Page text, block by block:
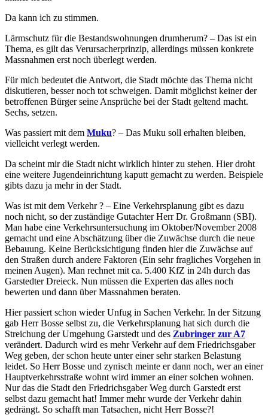
Da kann ich zu stimmen.
Lärmschutz für die Bestandswohnungen drumherum? – Das ist ein
Thema, es gilt das Verursacherprinzip, allerdings müssen konkrete
Massnahmen erst noch überlegt werden.
Für mich bedeutet die Antwort, die Stadt möchte das Thema nicht
diskutieren, besser noch tot schweigen. Damit möglichst keiner der
betroffenen Bürger seine Ansprüche bei der Stadt geltend macht.
Sechs, setzen.
Was passiert mit dem Muku? – Das Muku soll erhalten bleiben,
vielleicht verlegt werden.
Da scheint mir die Stadt nicht wirklich hinter zu stehen. Hier droht
eine weitere Jugendeinrichtung kaputt gemacht zu werden. Beispiele
gibts dazu ja mehr in der Stadt.
Was ist mit dem Verkehr ? – Eine Verkehrsplanung gibt es dazu
noch nicht, so der zuständige Gutachter Herr Dr. Großmann (SBI).
Man habe eine Verkehrsuntersuchung im Oktober/November 2008
gemacht und eine Abschätzung über die Zuwächse durch die neue
Bebauung. Keine Berücksichtigung finden hier die Zuwächse auf
den Straßen durch andere Faktoren (Ein sehr fragliches Vorgehen in
meinen Augen). Man rechnet mit ca. 5.400 KfZ in 24h durch das
Garstedter Dreieck. Nun müssen die Experten das alles noch
bewerten und dann über Massnahmen beraten.
Hier passiert schon wieder Unfug in Sachen Verkehr. In der Sitzung
gab Herr Bosse selbst zu, die Verkehrsplanung hat sich durch die
Streichung der Umgehung Garstedt und des Zubringer zur A7
verändert. Dadurch wird es mehr Verkehr auf dem Friedrichsgaber
Weg geben, der schon heute unter einer sehr starken Belastung
leidet. So Herr Bosse und zynisch meinte er dann noch, wer an einer
Hauptverkehrsstraße wohnt wird immer an einer solchen wohnen.
Nur das die Stadt den Friedrichsgaber Weg durch Garstedt erst
selbst dazu gemacht hat! Immer mehr wurde der Verkehr dahin
gedrängt. So schafft man Tatsachen, nicht Herr Bosse?!